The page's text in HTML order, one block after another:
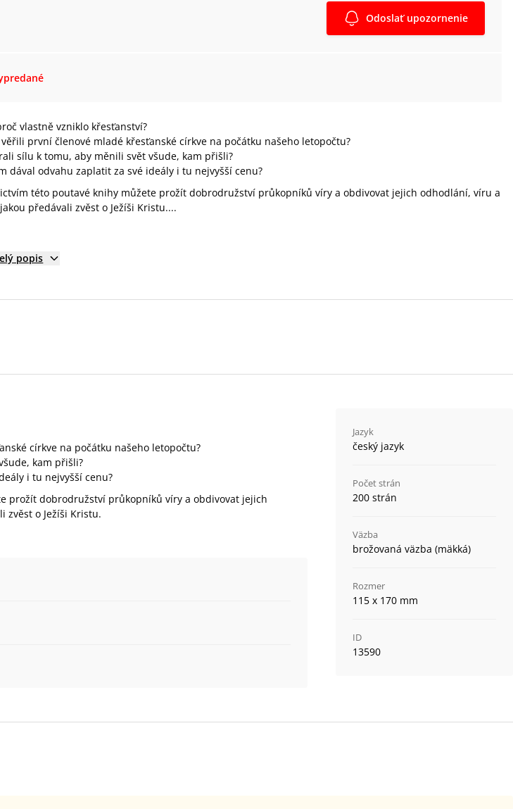
Odoslať upozornenie
vlastně vzniklo křesťanství?
první členové mladé křesťanské církve na počátku našeho letopočtu?
sílu k tomu, aby měnili svět všude, kam přišli?
dával odvahu zaplatit za své ideály i tu nejvyšší cenu?
této poutavé knihy můžete prožít dobrodružství průkopníků víry a obdivovat jejich odhodlání, víru a
předávali zvěst o Ježíši Kristu....
popis
církve na počátku našeho letopočtu?
kam přišli?
i tu nejvyšší cenu?
prožít dobrodružství průkopníků víry a obdivovat jejich
zvěst o Ježíši Kristu.
Jazyk
český jazyk
Počet strán
200 strán
Väzba
brožovaná väzba (mäkká)
Rozmer
115 x 170 mm
ID
13590